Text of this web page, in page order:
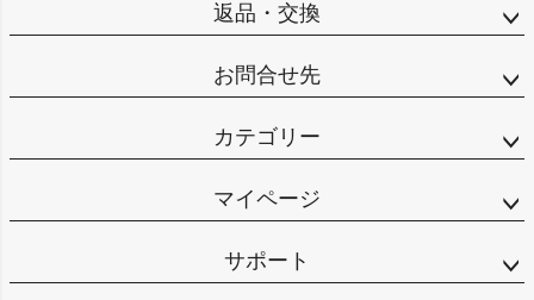
スポーツマリオTOP
ベースボールマリオ（野球商品）
返品・交換
お問合せ先
カテゴリー
マイページ
サポート